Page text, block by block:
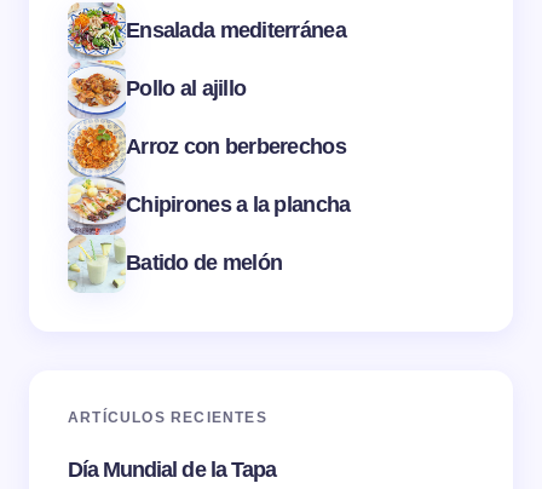
Ensalada mediterránea
Pollo al ajillo
Arroz con berberechos
Chipirones a la plancha
Batido de melón
ARTÍCULOS RECIENTES
Día Mundial de la Tapa